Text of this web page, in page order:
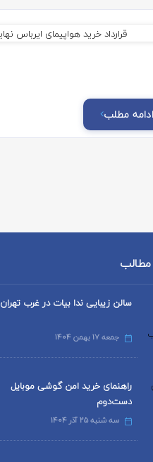
ادامه مطلب
مطالب
سالن زیبایی ندا بیات در غرب تهران
جمعه 17 بهمن 1404
راهنمای خرید امن گوشی موبایل
دست‌دوم
سه شنبه 25 آذر 1404